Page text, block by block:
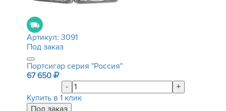
Артикул: 3091
Под заказ
Портсигар серия "Россия"
67 650
-
+
Купить в 1 клик